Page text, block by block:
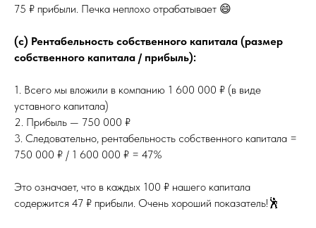
75 ₽ прибыли. Печка неплохо отрабатывает 😄
(c) Рентабельность собственного капитала (размер
собственного капитала / прибыль):
1. Всего мы вложили в компанию 1 600 000 ₽ (в виде
уставного капитала)
2. Прибыль — 750 000 ₽
3. Следовательно, рентабельность собственного капитала =
750 000 ₽ / 1 600 000 ₽ = 47%
Это означает, что в каждых 100 ₽ нашего капитала
содержится 47 ₽ прибыли. Очень хороший показатель!🕺